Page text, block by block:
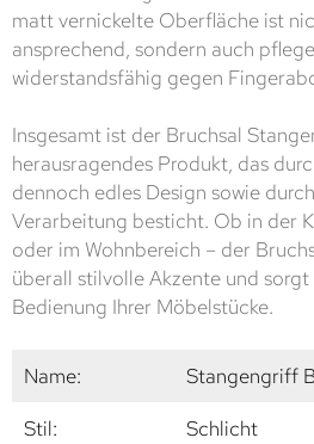
matt vernickelte Oberfläche ist
ansprechend, sondern auch
widerstandsfähig gegen
Insgesamt ist der Bruchsal
herausragendes Produkt, das
dennoch edles Design sowie
Verarbeitung besticht. Ob in der
oder im Wohnbereich – der
überall stilvolle Akzente und
Bedienung Ihrer Möbelstücke.
Name:
Stangengriff
Stil:
Schlicht